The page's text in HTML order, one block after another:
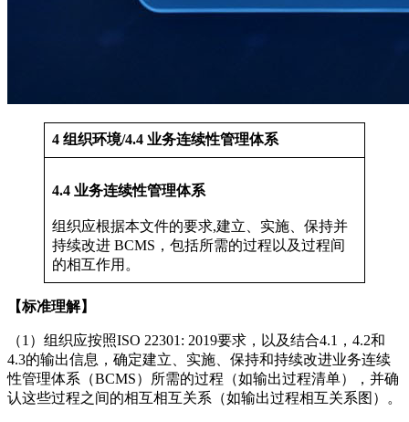
4 组织环境/4.4 业务连续性管理体系
4.4 业务连续性管理体系
组织应根据本文件的要求,建立、实施、保持并
持续改进 BCMS，包括所需的过程以及过程间
的相互作用。
【标准理解】
（1）组织应按照ISO 22301: 2019要求，以及结合4.1，4.2和
4.3的输出信息，确定建立、实施、保持和持续改进业务连续
性管理体系（BCMS）所需的过程（如输出过程清单），并确
认这些过程之间的相互相互关系（如输出过程相互关系图）。